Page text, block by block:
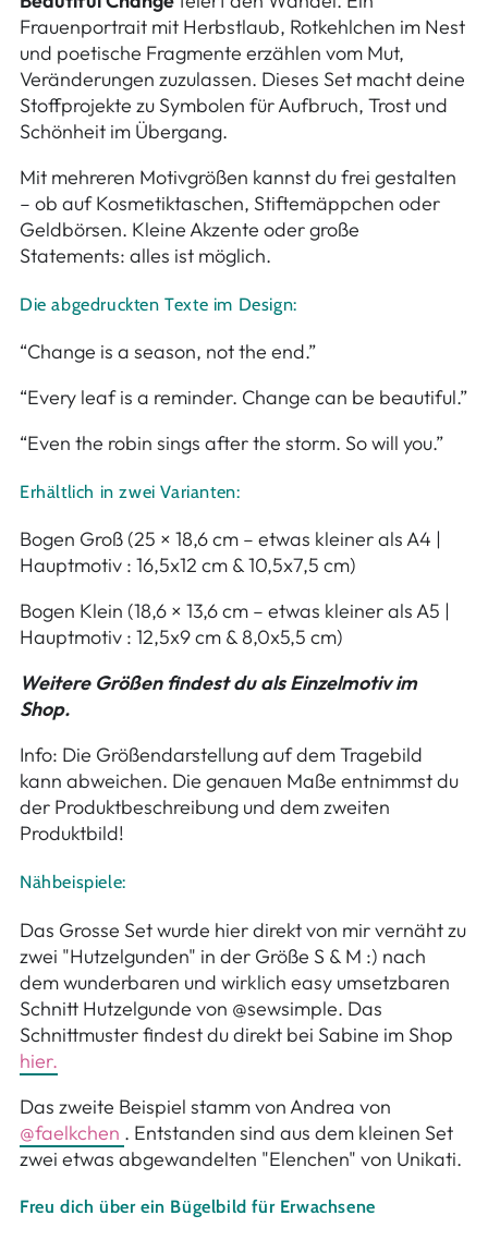
Frauenportrait mit Herbstlaub, Rotkehlchen im Nest
und poetische Fragmente erzählen vom Mut,
Veränderungen zuzulassen. Dieses Set macht deine
Stoffprojekte zu Symbolen für Aufbruch, Trost und
Schönheit im Übergang.
Mit mehreren Motivgrößen kannst du frei gestalten
– ob auf Kosmetiktaschen, Stiftemäppchen oder
Geldbörsen. Kleine Akzente oder große
Statements: alles ist möglich.
Die abgedruckten Texte im Design:
“Change is a season, not the end.”
“Every leaf is a reminder. Change can be beautiful.”
“Even the robin sings after the storm. So will you.”
Erhältlich in zwei Varianten:
Bogen Groß (25 × 18,6 cm – etwas kleiner als A4 |
Hauptmotiv : 16,5x12 cm & 10,5x7,5 cm)
Bogen Klein (18,6 × 13,6 cm – etwas kleiner als A5 |
Hauptmotiv : 12,5x9 cm & 8,0x5,5 cm)
Weitere Größen findest du als Einzelmotiv im
Shop.
Info: Die Größendarstellung auf dem Tragebild
kann abweichen. Die genauen Maße entnimmst du
der Produktbeschreibung und dem zweiten
Produktbild!
Nähbeispiele:
Das Grosse Set wurde hier direkt von mir vernäht zu
zwei "Hutzelgunden" in der Größe S & M :) nach
dem wunderbaren und wirklich easy umsetzbaren
Schnitt Hutzelgunde von @sewsimple. Das
Schnittmuster findest du direkt bei Sabine im Shop
hier.
Das zweite Beispiel stamm von Andrea von
@faelkchen . Entstanden sind aus dem kleinen Set
zwei etwas abgewandelten "Elenchen" von Unikati.
Freu dich über ein Bügelbild für Erwachsene